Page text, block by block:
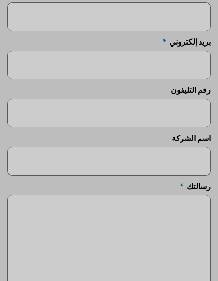
بريد إلكتروني
رقم التليفون
اسم الشركة
رسالتك